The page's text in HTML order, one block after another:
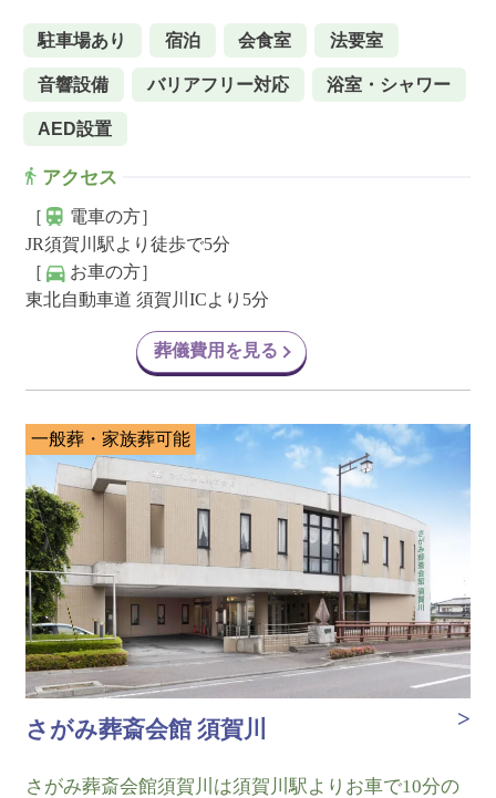
駐車場あり 宿泊 会食室 法要室
音響設備 バリアフリー対応 浴室・シャワー
AED設置
アクセス
［
電車の方］
JR須賀川駅より徒歩で5分
［
お車の方］
東北自動車道 須賀川ICより5分
葬儀費用を見る
一般葬・家族葬可能
さがみ葬斎会館 須賀川
さがみ葬斎会館須賀川は須賀川駅よりお車で10分の